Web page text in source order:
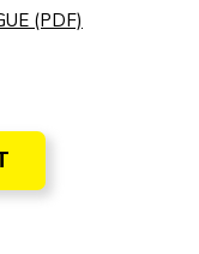
(PDF)